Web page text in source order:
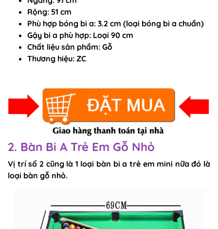
Rộng: 51 cm
Phù hợp bóng bi a: 3.2 cm (loại bóng bi a chuẩn)
Gậy bi a phù hợp: Loại 90 cm
Chất liệu sản phẩm: Gỗ
Thương hiệu: ZC
2. Bàn Bi A Trẻ Em Gỗ Nhỏ
Vị trí số 2 cũng là 1 loại bàn bi a trẻ em mini nữa đó là
loại bàn gỗ nhỏ.